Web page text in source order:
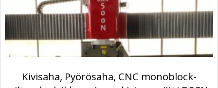
Kivisaha, Pyörösaha, CNC monoblock-